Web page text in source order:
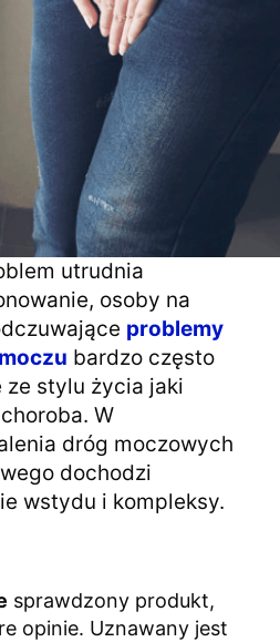
utrudnia
osoby na
problemy
bardzo często
ze stylu życia jaki
W
dróg moczowych
dochodzi
wstydu i kompleksy.
sprawdzony produkt,
opinie. Uznawany jest